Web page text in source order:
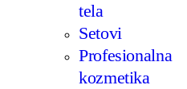
tela
Setovi
Profesionalna
kozmetika